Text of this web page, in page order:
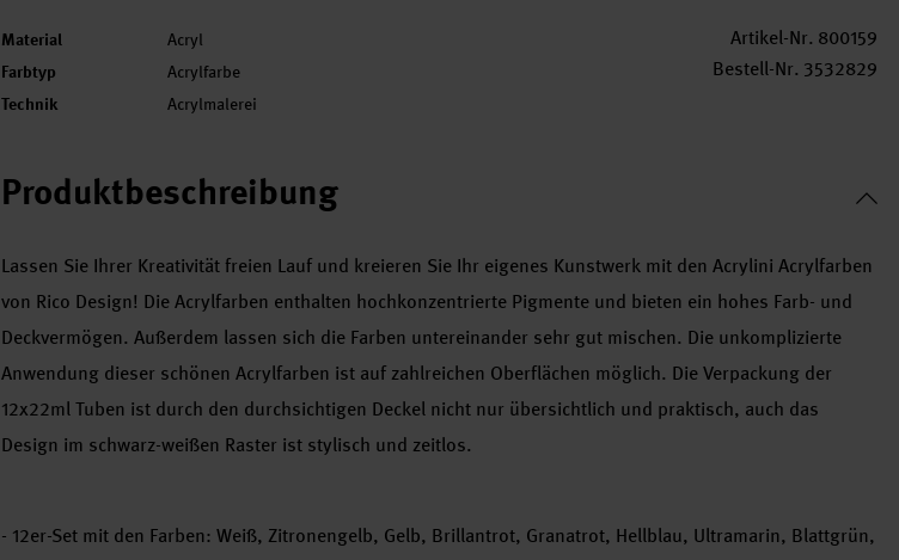
Material Acryl
Farbtyp Acrylfarbe
Technik Acrylmalerei
Artikel-Nr. 800159
Bestell-Nr. 3532829
Produktbeschreibung
Lassen Sie Ihrer Kreativität freien Lauf und kreieren Sie Ihr eigenes Kunstwerk mit den Acrylini Acrylfarben
von Rico Design! Die Acrylfarben enthalten hochkonzentrierte Pigmente und bieten ein hohes Farb- und
Deckvermögen. Außerdem lassen sich die Farben untereinander sehr gut mischen. Die unkomplizierte
Anwendung dieser schönen Acrylfarben ist auf zahlreichen Oberflächen möglich. Die Verpackung der
12x22ml Tuben ist durch den durchsichtigen Deckel nicht nur übersichtlich und praktisch, auch das
Design im schwarz-weißen Raster ist stylisch und zeitlos.
- 12er-Set mit den Farben: Weiß, Zitronengelb, Gelb, Brillantrot, Granatrot, Hellblau, Ultramarin, Blattgrün,